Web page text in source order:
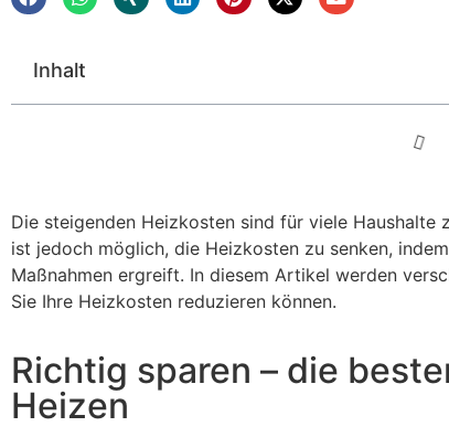
Inhalt
Die steigenden Heizkosten sind für viele Haushalte
ist jedoch möglich, die Heizkosten zu senken,
Maßnahmen ergreift. In diesem Artikel werden
Sie Ihre Heizkosten reduzieren können.
Richtig sparen – die
Heizen